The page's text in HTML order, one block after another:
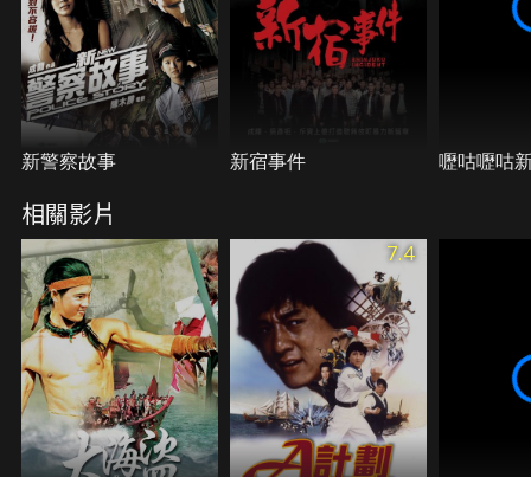
新警察故事 新宿事件 嚦咕嚦咕
相關影片
7.4